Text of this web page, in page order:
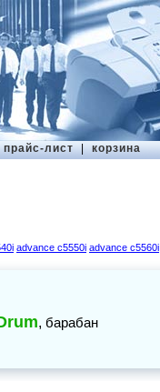
прайс-лист | корзина
advance c5550i advance c5560i
, барабан